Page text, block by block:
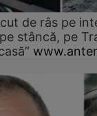
de râs pe
stâncă, pe